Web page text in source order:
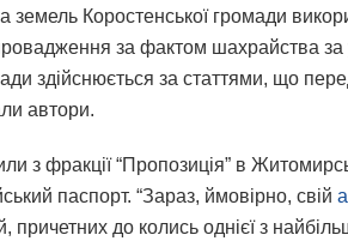
Коростенської громади
за фактом шахрайства за
здійснюється за статтями, що
автори.
з фракції “Пропозиція” в
паспорт. “Зараз, ймовірно, свій
до колись однієї з